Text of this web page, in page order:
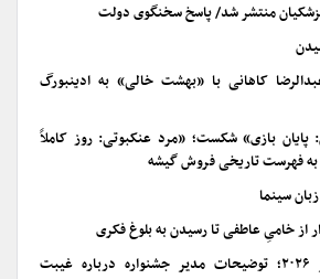
پزشکیان منتشر شد/ پاسخ سخنگوی دولت
کاهانی با «بهشت خالی» به ادینبورگ
پایان بازی» شکست؛ «مرد عنکبوتی: روز کاملاً
فهرست تاریخی فروش گیشه
سینما
از خامیِ عاطفی تا رسیدن به بلوغ فکری
فستیوال فیلم ونیز ۲۰۲۶؛ توضیحات مدیر جشنواره درباره غیبت